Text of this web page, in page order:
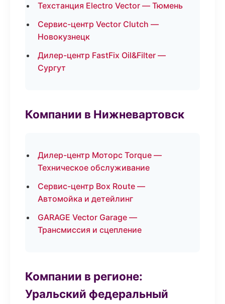
Техстанция Electro Vector — Тюмень
Сервис-центр Vector Clutch —
Новокузнецк
Дилер-центр FastFix Oil&Filter —
Сургут
Компании в Нижневартовск
Дилер-центр Моторс Torque —
Техническое обслуживание
Сервис-центр Box Route —
Автомойка и детейлинг
GARAGE Vector Garage —
Трансмиссия и сцепление
Компании в регионе:
Уральский федеральный